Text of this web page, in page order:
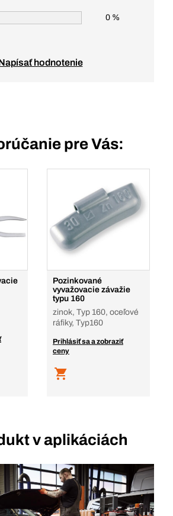
0 %
hodnotenie
pre Vás:
Pozinkované
vyvažovacie závažie
typu 160
zinok, Typ 160, oceľové
ráfiky, Typ160
Prihlásiť sa a zobraziť
ceny
v aplikáciách